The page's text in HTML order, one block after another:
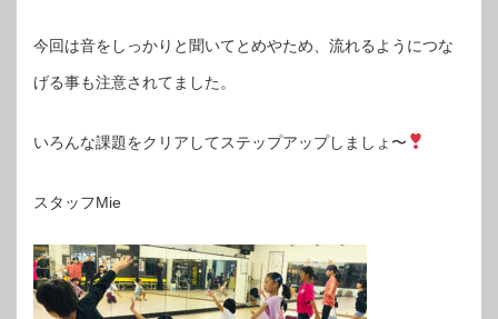
今回は音をしっかりと聞いてとめやため、流れるようにつな
げる事も注意されてました。
いろんな課題をクリアしてステップアップしましょ〜
スタッフMie